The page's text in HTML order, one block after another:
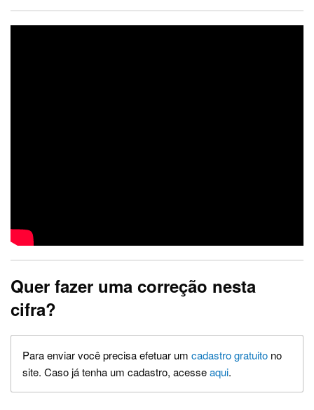
Quer fazer uma correção nesta
cifra?
Para enviar você precisa efetuar um cadastro gratuito no
site. Caso já tenha um cadastro, acesseaqui.